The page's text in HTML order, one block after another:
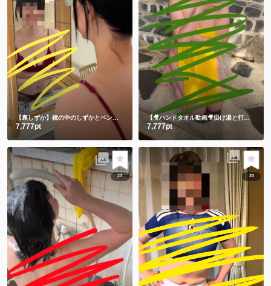
【裏しずか】鏡の中のしずかとベンチに座る生しずかどっちが好き？💕
7,777pt
【🎥ハンドタオル動画🎥掛け湯と打たせ湯】温泉に入る時は掛け湯しよ💕打たせ湯熱すぎた😂
7,777pt
23 20